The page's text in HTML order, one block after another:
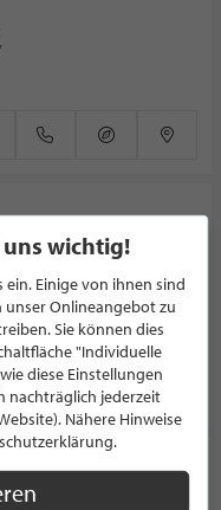
wichtig!
ein. Einige von ihnen sind
unser Onlineangebot zu
Sie können dies
"Individuelle
diese Einstellungen
nachträglich jederzeit
Nähere Hinweise